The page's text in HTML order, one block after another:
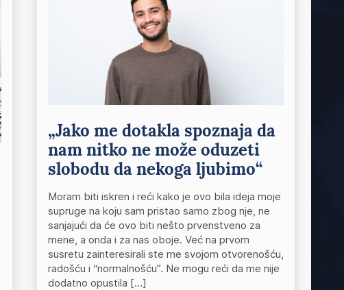
„Jako me dotakla spoznaja da
nam nitko ne može oduzeti
slobodu da nekoga ljubimo“
Moram biti iskren i reći kako je ovo bila ideja moje
supruge na koju sam pristao samo zbog nje, ne
sanjajući da će ovo biti nešto prvenstveno za
mene, a onda i za nas oboje. Već na prvom
susretu zainteresirali ste me svojom otvorenošću,
radošću i “normalnošću”. Ne mogu reći da me nije
dodatno opustila […]